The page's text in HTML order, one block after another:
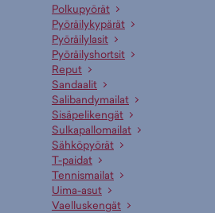
Polkupyörät
Pyöräilykypärät
Pyöräilylasit
Pyöräilyshortsit
Reput
Sandaalit
Salibandymailat
Sisäpelikengät
Sulkapallomailat
Sähköpyörät
T-paidat
Tennismailat
Uima-asut
Vaelluskengät